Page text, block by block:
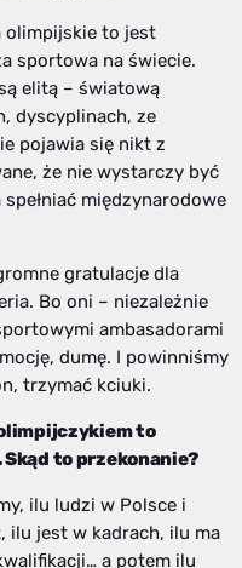
olimpijskie to jest
sportowa na świecie.
elitą – światową
dyscyplinach, ze
pojawia się nikt z
że nie wystarczy być
międzynarodowe
gratulacje dla
Bo oni – niezależnie
ambasadorami
dumę. I powinniśmy
trzymać kciuki.
to
Skąd to przekonanie?
ilu ludzi w Polsce i
ilu jest w kadrach, ilu ma
a potem ilu